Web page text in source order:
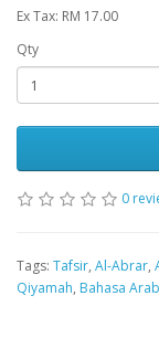
Ex Tax: RM 17.00
Qty
0
Tags: Tafsir, Al-Abrar,
Qiyamah, Bahasa Arab